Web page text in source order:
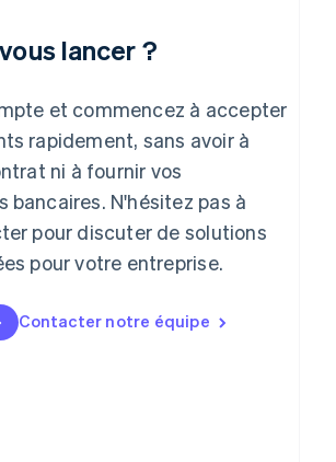
lancer ?
et commencez à accepter
rapidement, sans avoir à
ni à fournir vos
bancaires. N'hésitez pas à
pour discuter de solutions
pour votre entreprise.
Contacter notre équipe
English